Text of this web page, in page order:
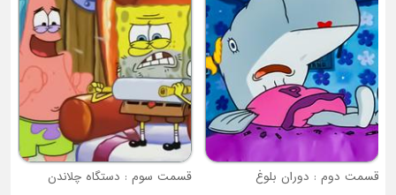
قسمت دوم : دوران بلوغ قسمت سوم : دستگاه چلاندن